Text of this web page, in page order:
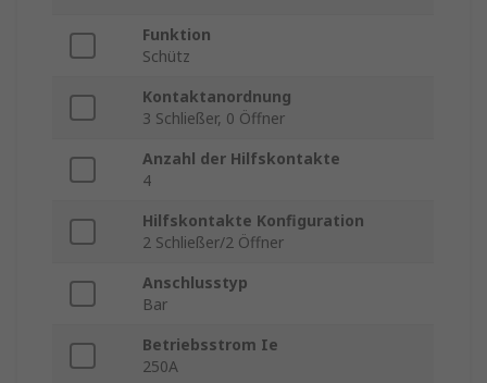
Funktion
Schütz
Kontaktanordnung
3 Schließer, 0 Öffner
Anzahl der Hilfskontakte
4
Hilfskontakte Konfiguration
2 Schließer/2 Öffner
Anschlusstyp
Bar
Betriebsstrom Ie
250A